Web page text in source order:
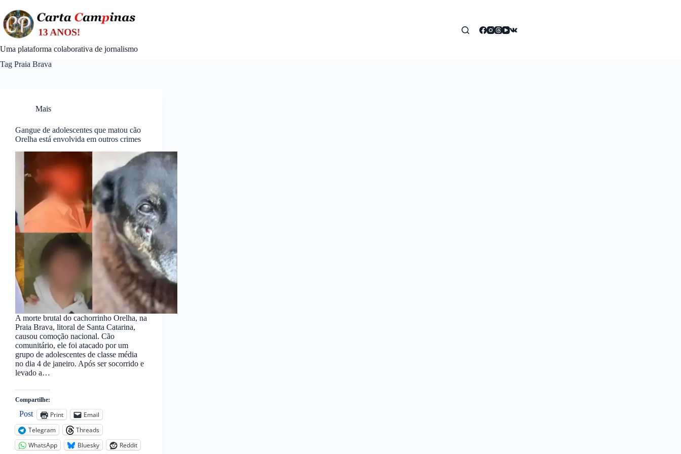
content
Uma plataforma colaborativa de jornalismo
Tag Praia Brava
Mais
Gangue de adolescentes que matou cão
Orelha está envolvida em outros crimes
A morte brutal do cachorrinho Orelha, na
Praia Brava, litoral de Santa Catarina,
causou comoção nacional. Cão
comunitário, ele foi atacado por um
grupo de adolescentes de classe média
no dia 4 de janeiro. Após ser socorrido e
levado a…
Compartilhe:
Post Print
Email
Telegram
Threads
WhatsApp
Bluesky Reddit